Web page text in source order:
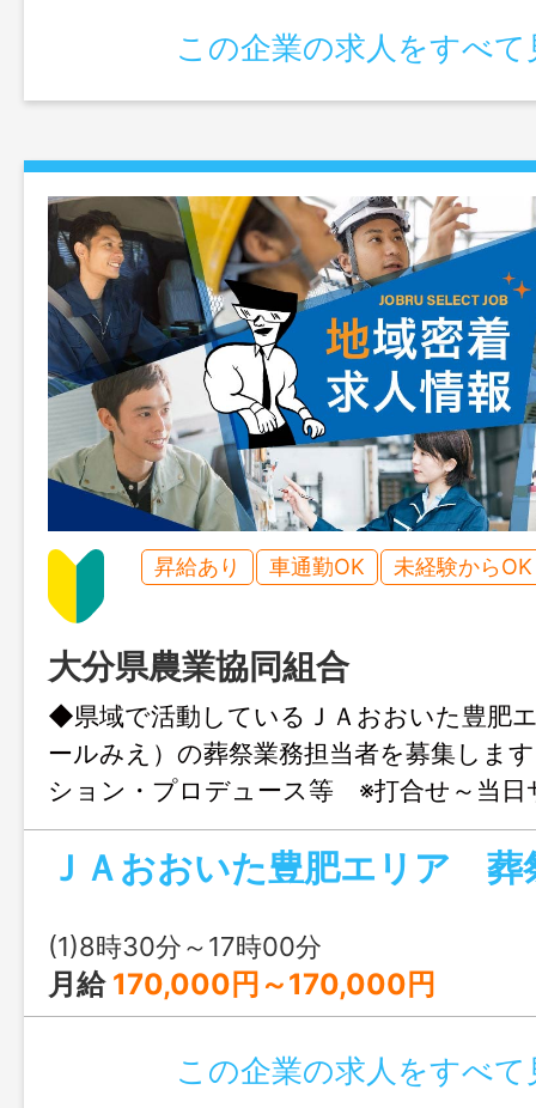
この企業の求人をすべて
昇給あり 車通勤OK 未経験からOK
大分県農業協同組合
◆県域で活動しているＪＡおおいた豊肥
ールみえ）の葬祭業務担当者を募集しま
ション・プロデュース等 ※打合せ～当
族の負担を出来るだけ軽くし、お別れの
に過 ごせるようにお通夜やお葬式の段
までの間、幅広く 葬儀のサポートを行
事ではありませんが、ご遺族からの感謝
げた 達成感など、やりがいを感じるこ
です。 ※必要に応じて超過勤務をしてい
ります。 ※配属先については相談の上
(1)8時30分～17時00分
月給 170,000円～170,000円
この企業の求人をすべて